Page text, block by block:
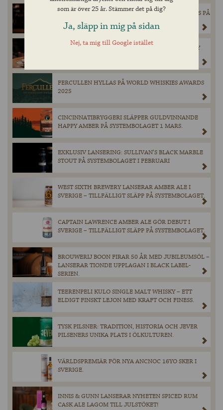
EXKLUSIV ÖL FRÅN SCHNEIDER WEISSE LANSERAS PÅ
SYSTEMBOLAGET – ENDAST 900 FLASKOR
TILLGÄNGLIGA.
FEDDIE OCEAN DISTILLERY SINGLE MALT WHISKY
FERCULLEN HYLLAS PÅ WORLD WHISKIES AWARDS
2025
CINCINNATIBRYGGERI SLÄPPER GULDVINNANDE
HAPPY AMBER PÅ SYSTEMBOLAGET 1 MARS.
EXKLUSIV LANSERING: SULLIVAN’S BLACK MARBLE
STOUT PÅ SYSTEMBOLAGET I FEBRUARI
WEST SIXTH BREWERY LANSERAR AMBER ALE I
SVERIGE – TILLFÄLLIGT SLÄPP PÅ SYSTEMBOLAGET.
CAPTAIN LAWRENCE AMBER ALE GÖR DEBUT I
SVERIGE – TILLFÄLLIGT SLÄPP PÅ SYSTEMBOLAGET.
BROUWERIJ BOON FIRAR 50 ÅR MED JUBILEUMSÖL –
LANSERAR TIONDE UPPLAGAN I BLACK LABEL-
SERIEN.
TEERENPELI KULO SINGLE MALT WHISKY – ETT
ELDIGT FINSKT LEJON MED KRAFT OCH FINESS.
TYSK PILSNER: TRADITION, HISTORIA OCH JEVER
PILSENERS UNIKA PLATS I ÖLKULTUREN.
VÄRLDSPREMIÄR FÖR NYA ANCNOC 16YO SKER I
SVERIGE.
INNIS & GUNN LANSERAR NYHETEN SPICED RUM
CASK ALE LAGOM TILL JULSTÖKET!
som är över 25 år. Stämmer det på dig?
Ja, släpp in mig på sidan
Nej, ta mig till Google istället